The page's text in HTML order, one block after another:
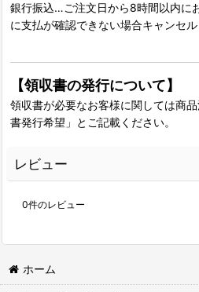
銀行振込…ご注文日から8時間以内に
に支払が確認できない場合キャンセ
【領収書の発行について】
領収書が必要なお客様に関しては商
書発行希望」とご記載ください。
レビュー
0件のレビュー
ホーム